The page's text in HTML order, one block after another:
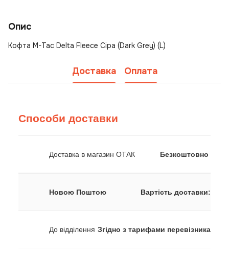
Опис
Кофта M-Tac Delta Fleece Сіра (Dark Grey) (L)
Доставка Оплата
Способи доставки
Доставка в магазин ОТАК Безкоштовно
Новою Поштою Вартість доставки:
До відділення Згідно з тарифами перевізника